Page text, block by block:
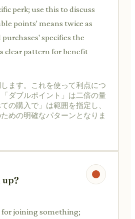
perk; use this to discuss
points' means twice as
specifies the
clear pattern for benefit
ます。これを使って利点につ
ダブルポイント」は二倍の量
の購入で」は範囲を指定し、
めの明確なパターンとなりま
up?
for joining something;